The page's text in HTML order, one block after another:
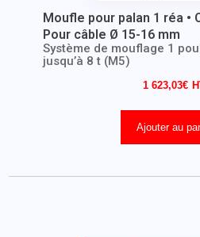
Moufle pour palan 1 réa •
Pour câble Ø 15-16 mm
Système de mouflage 1
jusqu’à 8 t (M5)
1 623,03€
Ajouter au